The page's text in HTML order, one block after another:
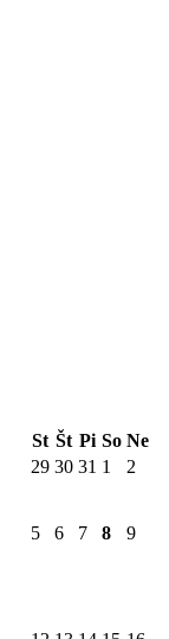
St Št Pi So Ne
29 30 31 1
2
5 6 7 8 9